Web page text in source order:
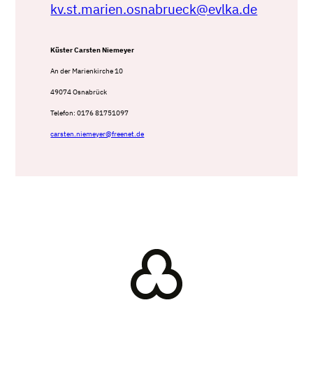
kv.st.marien.osnabrueck@evlka.de
Küster Carsten Niemeyer
An der Marienkirche 10
49074 Osnabrück
Telefon: 0176 81751097
carsten.niemeyer@freenet.de